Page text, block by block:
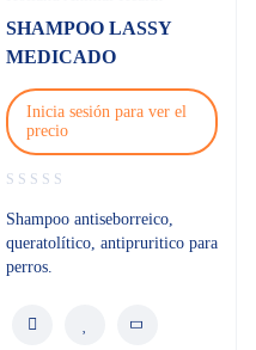
SHAMPOO LASSY
MEDICADO
Inicia sesión para ver el
precio
Shampoo antiseborreico,
queratolítico, antipruritico para
perros.